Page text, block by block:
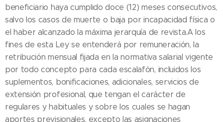
beneficiario haya cumplido doce (12) meses consecutivos,
salvo los casos de muerte o baja por incapacidad física o
el haber alcanzado la máxima jerarquía de revista.A los
fines de esta Ley se entenderá por remuneración, la
retribución mensual fijada en la normativa salarial vigente
por todo concepto para cada escalafón, incluidos los
suplementos, bonificaciones, adicionales, servicios de
extensión profesional, que tengan el carácter de
regulares y habituales y sobre los cuales se hagan
aportes previsionales, excepto las asignaciones